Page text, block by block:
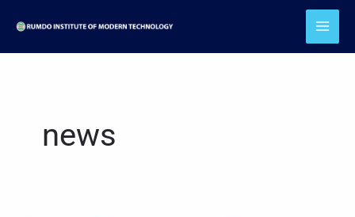
content
news